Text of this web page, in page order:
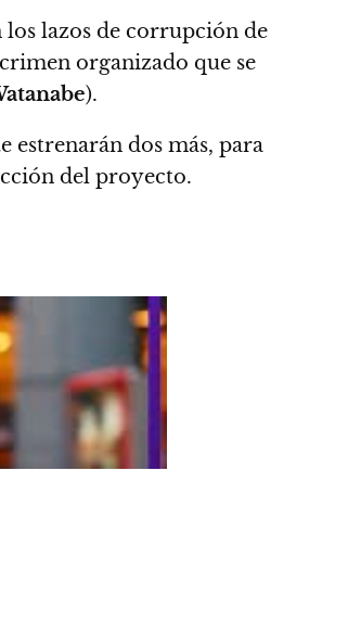
lazos de corrupción de
organizado que se
).
estrenarán dos más, para
del proyecto.